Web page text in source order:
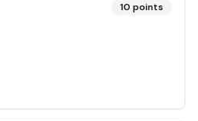
10 points